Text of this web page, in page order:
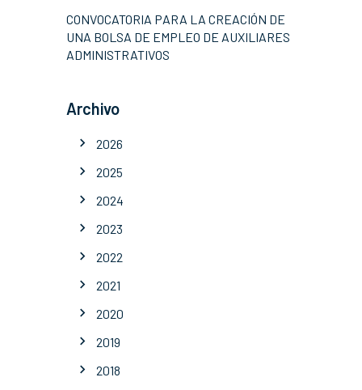
CONVOCATORIA PARA LA CREACIÓN DE
UNA BOLSA DE EMPLEO DE AUXILIARES
ADMINISTRATIVOS
Archivo
2026
2025
2024
2023
2022
2021
2020
2019
2018